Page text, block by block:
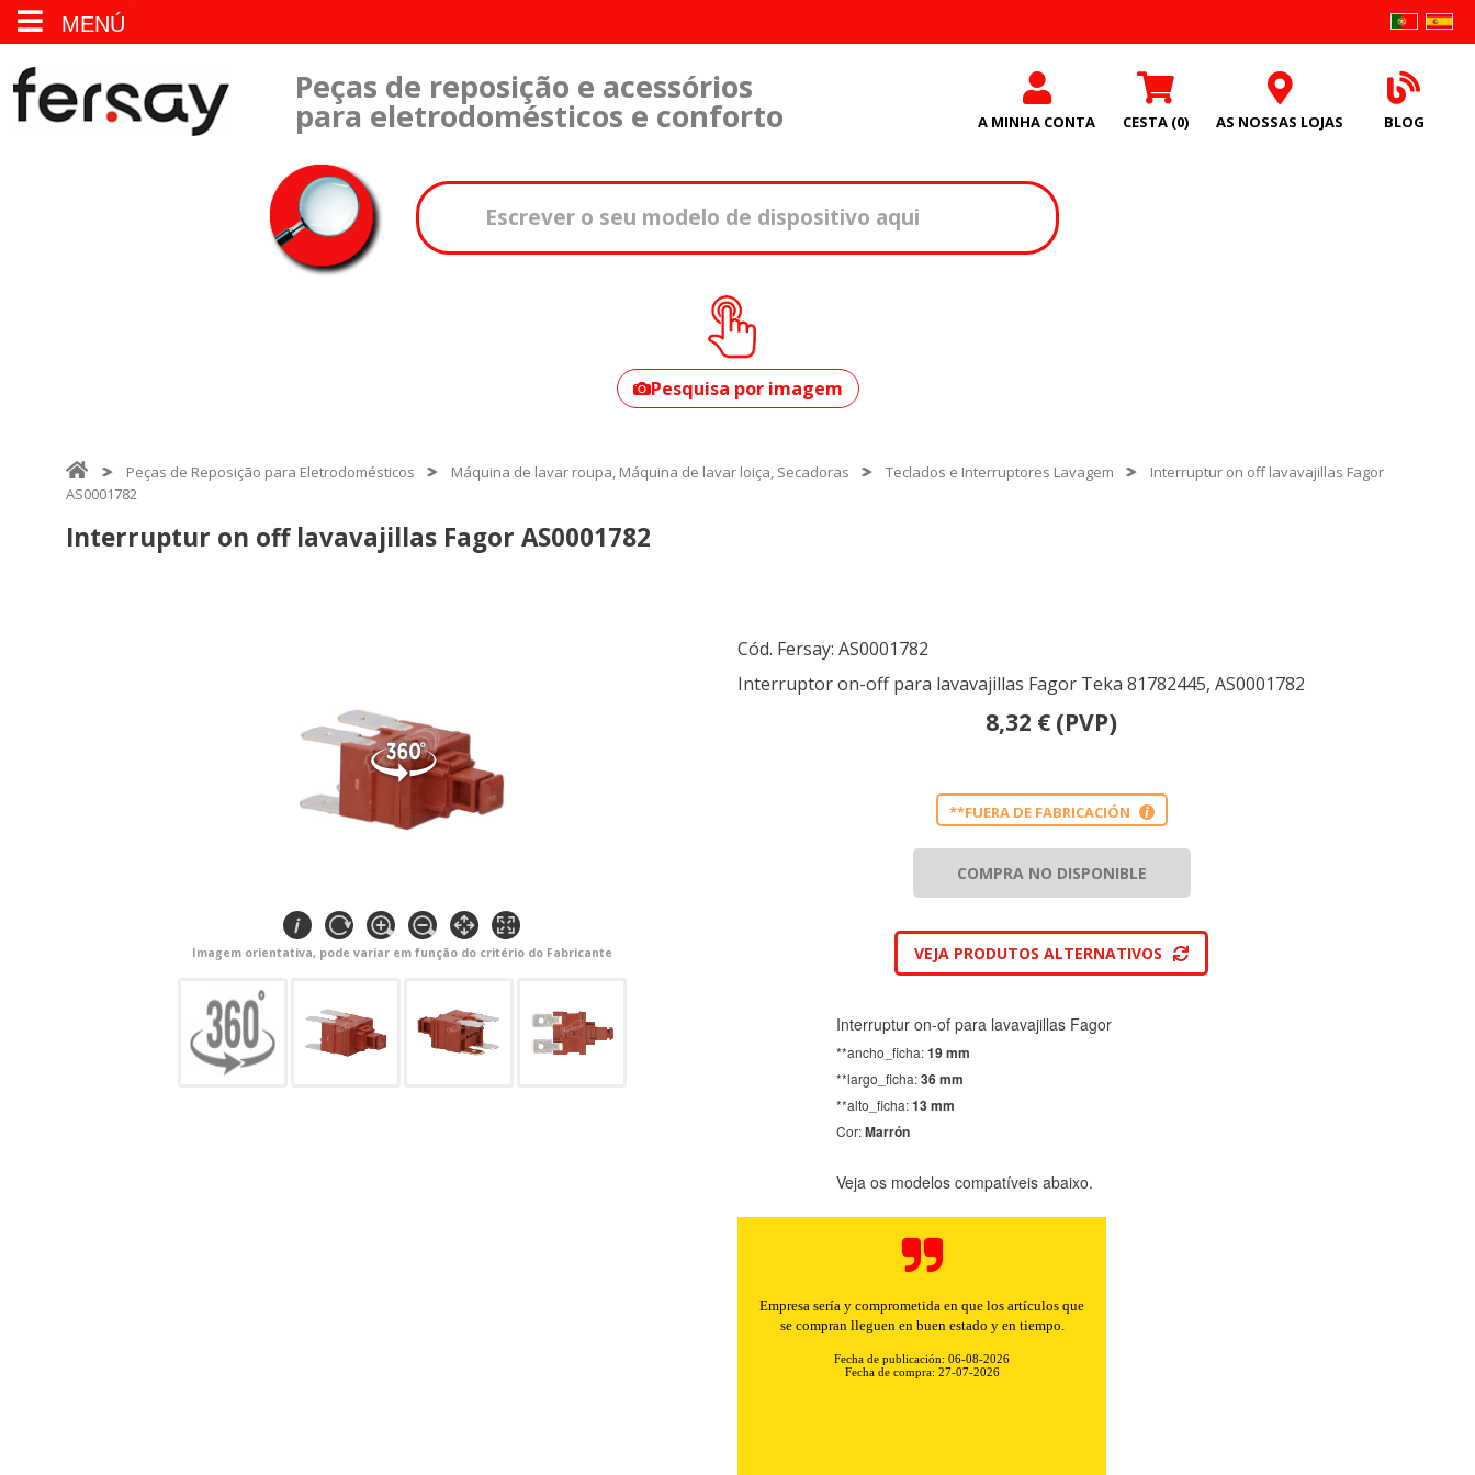
MENÚ
Peças de reposição e acessórios
para eletrodomésticos e conforto A MINHA CONTA CESTA (0) AS NOSSAS LOJAS BLOG
seu modelo?
Pesquisa por imagem
Peças de Reposição para Eletrodomésticos Máquina de lavar roupa, Máquina de lavar loiça, Secadoras Teclados e Interruptores Lavagem
Interruptur on off lavavajillas Fagor
AS0001782
Interruptur on off lavavajillas Fagor AS0001782
Imagem orientativa, pode variar em função do critério do Fabricante
Cód. Fersay: AS0001782
Interruptor on-off para lavavajillas Fagor Teka 81782445, AS0001782
8,32 € (PVP)
**FUERA DE FABRICACIÓN i
COMPRA NO DISPONIBLE
VEJA PRODUTOS ALTERNATIVOS
Interruptur on-of para lavavajillas Fagor
**ancho_ficha:19 mm
**largo_ficha:36 mm
**alto_ficha:13 mm
Cor:Marrón
Veja os modelos compatíveis abaixo.
Empresa sería y comprometida en que los artículos que
se compran lleguen en buen estado y en tiempo.
Fecha de publicación: 06-08-2026
Fecha de compra: 27-07-2026